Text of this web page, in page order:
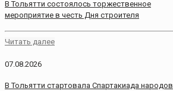
В Тольятти состоялось торжественное
мероприятие в честь Дня строителя
Читать далее
07.08.2026
В Тольятти стартовала Спартакиада народов